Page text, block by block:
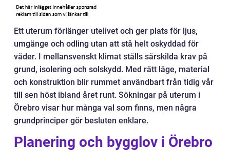
Ett uterum förlänger utelivet och ger plats för ljus,
umgänge och odling utan att stå helt oskyddad för
väder. I mellansvenskt klimat ställs särskilda krav på
grund, isolering och solskydd. Med rätt läge, material
och konstruktion blir rummet användbart från tidig vår
till sen höst ibland året runt. Sökningar på uterum i
Örebro visar hur många val som finns, men några
grundprinciper gör besluten enklare.
Planering och bygglov i Örebro